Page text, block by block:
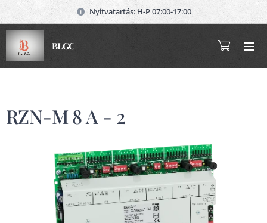
Nyitvatartás: H-P 07:00-17:00
BLGC
RZN-M 8 A - 2